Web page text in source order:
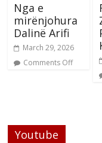
Nga e
mirënjohura
Dalinë Arifi
March 29, 2026
Comments Off
Youtube